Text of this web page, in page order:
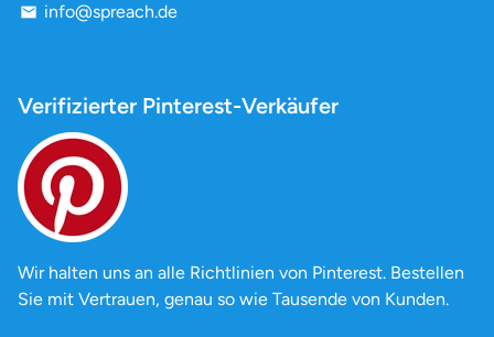
email info@spreach.de
Verifizierter Pinterest-Verkäufer
Wir halten uns an alle Richtlinien von Pinterest. Bestellen
Sie mit Vertrauen, genau so wie Tausende von Kunden.